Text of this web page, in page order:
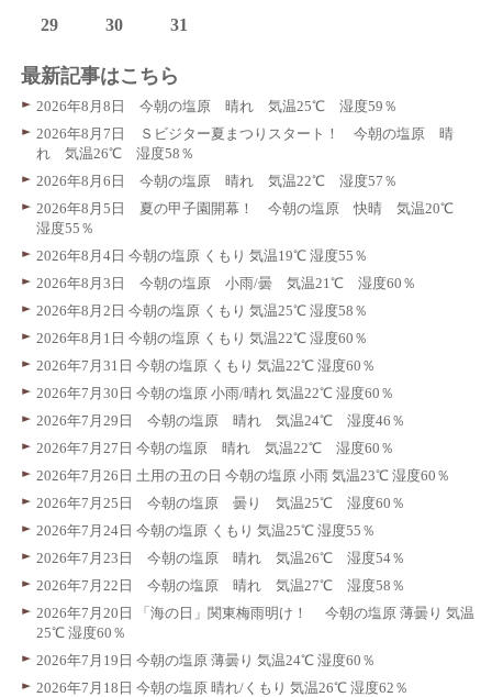
29
30 31
最新記事はこちら
2026年8月8日 今朝の塩原 晴れ 気温25℃ 湿度59％
2026年8月7日 Ｓビジター夏まつりスタート！ 今朝の塩原 晴
れ 気温26℃ 湿度58％
2026年8月6日 今朝の塩原 晴れ 気温22℃ 湿度57％
2026年8月5日 夏の甲子園開幕！ 今朝の塩原 快晴 気温20℃
湿度55％
2026年8月4日 今朝の塩原 くもり 気温19℃ 湿度55％
2026年8月3日 今朝の塩原 小雨/曇 気温21℃ 湿度60％
2026年8月2日 今朝の塩原 くもり 気温25℃ 湿度58％
2026年8月1日 今朝の塩原 くもり 気温22℃ 湿度60％
2026年7月31日 今朝の塩原 くもり 気温22℃ 湿度60％
2026年7月30日 今朝の塩原 小雨/晴れ 気温22℃ 湿度60％
2026年7月29日 今朝の塩原 晴れ 気温24℃ 湿度46％
2026年7月27日 今朝の塩原 晴れ 気温22℃ 湿度60％
2026年7月26日 土用の丑の日 今朝の塩原 小雨 気温23℃ 湿度60％
2026年7月25日 今朝の塩原 曇り 気温25℃ 湿度60％
2026年7月24日 今朝の塩原 くもり 気温25℃ 湿度55％
2026年7月23日 今朝の塩原 晴れ 気温26℃ 湿度54％
2026年7月22日 今朝の塩原 晴れ 気温27℃ 湿度58％
2026年7月20日 「海の日」関東梅雨明け！ 今朝の塩原 薄曇り 気温
25℃ 湿度60％
2026年7月19日 今朝の塩原 薄曇り 気温24℃ 湿度60％
2026年7月18日 今朝の塩原 晴れ/くもり 気温26℃ 湿度62％